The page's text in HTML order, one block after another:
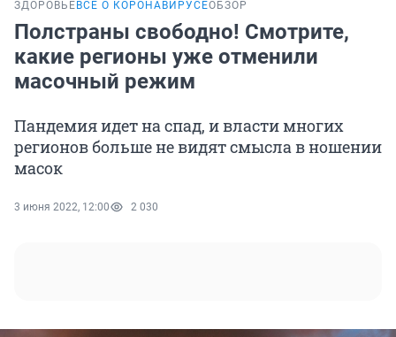
ЗДОРОВЬЕ ВСЁ О КОРОНАВИРУСЕОБЗОР
Полстраны свободно! Смотрите,
какие регионы уже отменили
масочный режим
Пандемия идет на спад, и власти многих
регионов больше не видят смысла в ношении
масок
3 июня 2022, 12:00 2 030